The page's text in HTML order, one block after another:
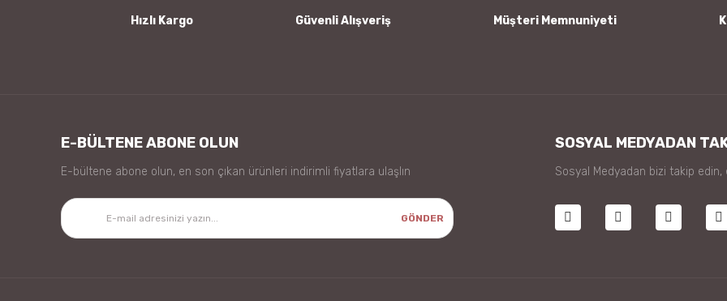
Hızlı Kargo Güvenli Alışveriş Müşteri Memnuniyeti
E-BÜLTENE ABONE OLUN
E-bültene abone olun, en son çıkan ürünleri indirimli fiyatlara ulaşlın
GÖNDER
SOSYAL MEDYADAN
Sosyal Medyadan bizi takip edin,